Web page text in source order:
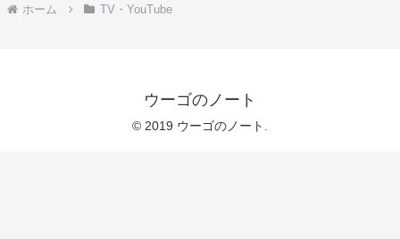
ホーム TV・YouTube
ウーゴのノート
© 2019 ウーゴのノート.